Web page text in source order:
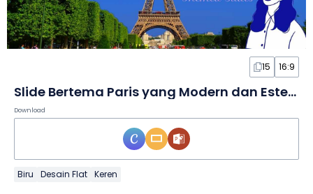
15 16:9
Slide Bertema Paris yang Modern dan Estetik
Download
Biru Desain Flat Keren